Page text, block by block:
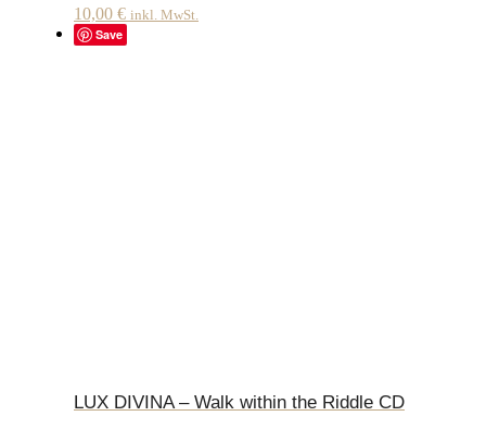
10,00 € inkl. MwSt.
Save
LUX DIVINA – Walk within the Riddle CD